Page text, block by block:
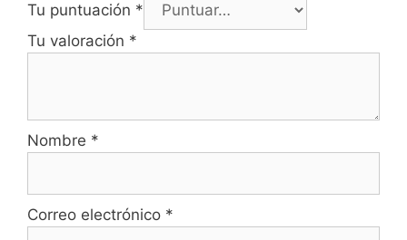
Tu puntuación *
Tu valoración *
Nombre *
Correo electrónico *